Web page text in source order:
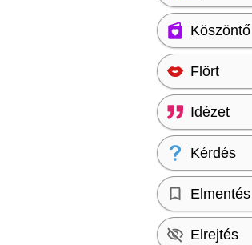
Köszöntő
Flört
Idézet
Kérdés
Elmentés
Elrejtés